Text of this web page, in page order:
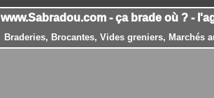
www.Sabradou.com - ça brade où ? -
Braderies, Brocantes, Vides greniers, Marchés